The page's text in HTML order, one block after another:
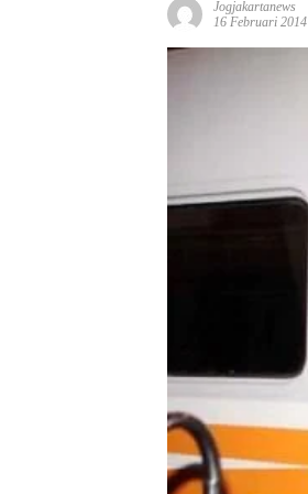
Jogjakartanews
16 Februari 2014